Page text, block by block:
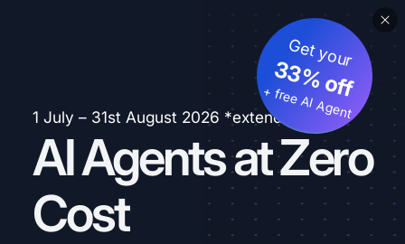
1 July – 31st August 2026 *extended
AI Agents at Zero
Cost
Get your
33% off
+ free AI Agent